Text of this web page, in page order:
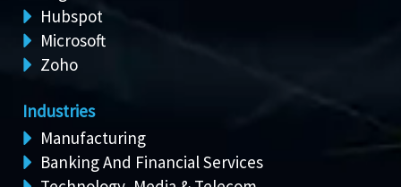
Hubspot
Microsoft
Zoho
Industries
Manufacturing
Banking And Financial Services